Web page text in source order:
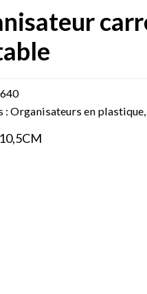
:Organisateurs en plastique,